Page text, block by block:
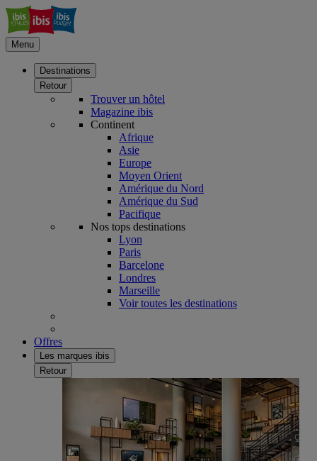
Menu
Destinations
Retour
Trouver un hôtel
Magazine ibis
Continent
Afrique
Asie
Europe
Moyen Orient
Amérique du Nord
Amérique du Sud
Pacifique
Nos tops destinations
Lyon
Paris
Barcelone
Londres
Marseille
Voir toutes les destinations
Offres
Les marques ibis
Retour